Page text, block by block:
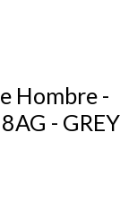
Hombre -
- GREY